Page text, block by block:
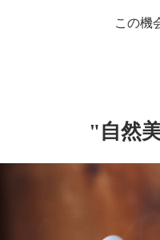
この機
"自然